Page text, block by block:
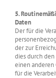
5.
Daten
Der für die
der zur
dies durch
einen anderen
für die